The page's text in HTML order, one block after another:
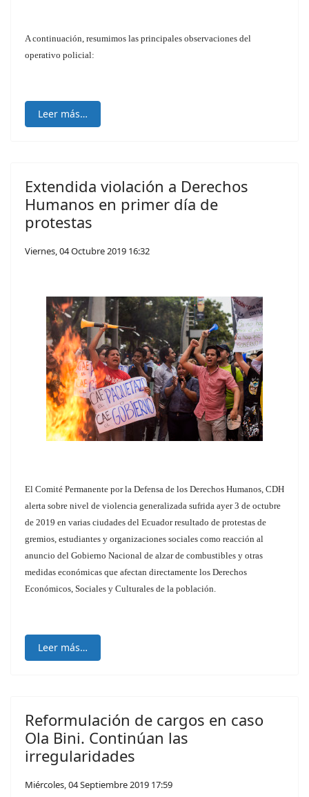
A continuación, resumimos las principales observaciones del
operativo policial:
Leer más…
Extendida violación a Derechos
Humanos en primer día de
protestas
Viernes, 04 Octubre 2019 16:32
El Comité Permanente por la Defensa de los Derechos Humanos, CDH
alerta sobre nivel de violencia generalizada sufrida ayer 3 de octubre
de 2019 en varias ciudades del Ecuador resultado de protestas de
gremios, estudiantes y organizaciones sociales como reacción al
anuncio del Gobierno Nacional de alzar de combustibles y otras
medidas económicas que afectan directamente los Derechos
Económicos, Sociales y Culturales de la población.
Leer más…
Reformulación de cargos en caso
Ola Bini. Continúan las
irregularidades
Miércoles, 04 Septiembre 2019 17:59